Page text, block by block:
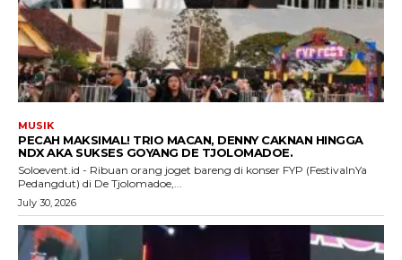
MUSIK
PECAH MAKSIMAL! TRIO MACAN, DENNY CAKNAN HINGGA
NDX AKA SUKSES GOYANG DE TJOLOMADOE.
Soloevent.id - Ribuan orang joget bareng di konser FYP (FestivalnYa
Pedangdut) di De Tjolomadoe,...
July 30, 2026